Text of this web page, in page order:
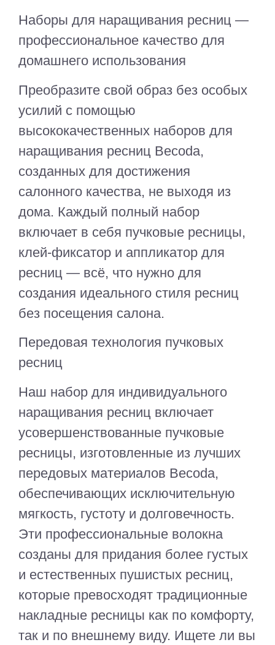
Наборы для наращивания ресниц —
профессиональное качество для
домашнего использования
Преобразите свой образ без особых
усилий с помощью
высококачественных наборов для
наращивания ресниц Becoda,
созданных для достижения
салонного качества, не выходя из
дома. Каждый полный набор
включает в себя пучковые ресницы,
клей-фиксатор и аппликатор для
ресниц — всё, что нужно для
создания идеального стиля ресниц
без посещения салона.
Передовая технология пучковых
ресниц
Наш набор для индивидуального
наращивания ресниц включает
усовершенствованные пучковые
ресницы, изготовленные из лучших
передовых материалов Becoda,
обеспечивающих исключительную
мягкость, густоту и долговечность.
Эти профессиональные волокна
созданы для придания более густых
и естественных пушистых ресниц,
которые превосходят традиционные
накладные ресницы как по комфорту,
так и по внешнему виду. Ищете ли вы